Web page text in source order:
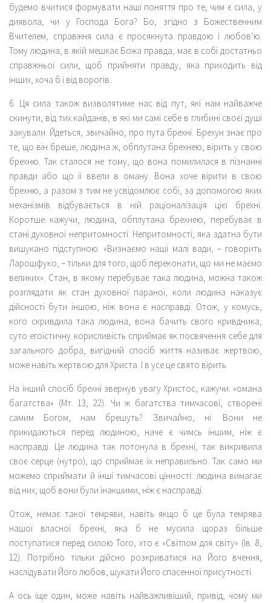
будемо вчитися формувати наші поняття про те, чим є сила, у
диявола, чи у Господа Бога? Бо, згідно з Божественним
Вчителем, справжня сила є просякнута правдою і любов’ю.
Тому людина, в якій мешкає Божа правда, має в собі достатньо
справжньої сили, щоб прийняти правду, яка приходить від
інших, хоча б і від ворогів.
6. Ця сила також визволятиме нас від пут, які нам найважче
скинути, від тих кайданів, в які ми самі себе в глибині своєї душі
закували. Йдеться, звичайно, про пута брехні. Брехун знає про
те, що він бреше, людина ж, обплутана брехнею, вірить у свою
брехню. Так сталося не тому, що вона помилилася в пізнанні
правди або що її ввели в оману. Вона хоче вірити в свою
брехню, а разом з тим не усвідомлює собі, за допомогою яких
механізмів відбувається в ній раціоналізація цієї брехні.
Коротше кажучи, людина, обплутана брехнею, перебуває в
стані духовної непритомності. Непритомності, яка здатна бути
вишукано підступною. «Визнаємо наші малі вади, – говорить
Ларошфуко, – тільки для того, щоб переконати, що ми не маємо
великих». Стан, в якому перебуває така людина, можна також
розглядати як стан духовної параної, коли людина наказує
дійсності бути іншою, ніж вона є насправді. Отож, у комусь,
кого скривдила така людина, вона бачить свого кривдника,
суто егоїстичну корисливість сприймає як посвячення себе для
загального добра, вигідний спосіб життя називає жертвою,
може навіть жертвою для Христа. І в усе це свято вірить.
На інший спосіб брехні звернув увагу Христос, кажучи: «омана
багатства» (Мт. 13, 22). Чи ж багатства тимчасові, створені
самим Богом, нам брешуть? Звичайно, ні. Вони не
прикидаються перед людиною, наче є чимсь іншим, ніж є
насправді. Це людина так потонула в брехні, так викривила
своє серце (нутро), що сприймає їх неправильно. Так само ми
можемо сприймати й інші тимчасові цінності: людина вимагає
від них, щоб вони були інакшими, ніж є насправді.
Отож, немає такої темряви, навіть якщо б це була темрява
нашої власної брехні, яка б не мусила щораз більше
поступатися перед силою Того, хто є «Світлом для світу» (Ів. 8,
12). Потрібно тільки дійсно розкриватися на Його вчення,
наслідувати Його любов, шукати Його спасенної присутності.
А ось іще один, може навіть найважливіший, привід, чому ми